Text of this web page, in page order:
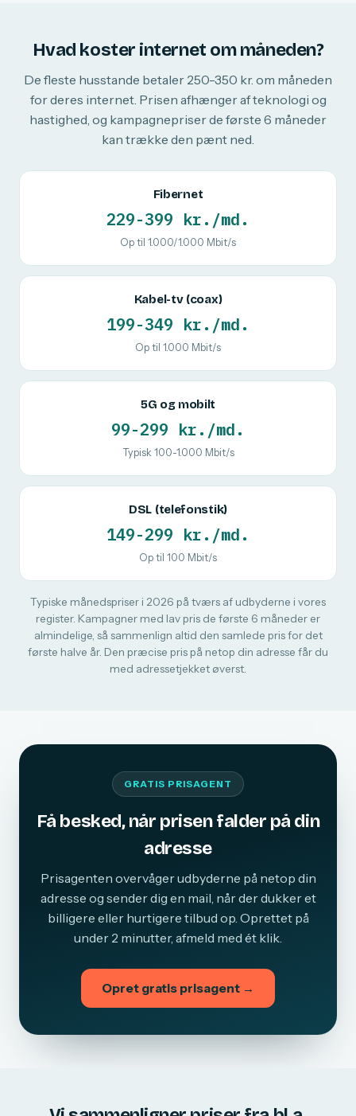
Hvad koster internet om måneden?
De fleste husstande betaler 250-350 kr. om måneden
for deres internet. Prisen afhænger af teknologi og
hastighed, og kampagnepriser de første 6 måneder
kan trække den pænt ned.
Fibernet
229-399 kr./md.
Op til 1.000/1.000 Mbit/s
Kabel-tv (coax)
199-349 kr./md.
Op til 1.000 Mbit/s
5G og mobilt
99-299 kr./md.
Typisk 100-1.000 Mbit/s
DSL (telefonstik)
149-299 kr./md.
Op til 100 Mbit/s
Typiske månedspriser i 2026 på tværs af udbyderne i vores
register. Kampagner med lav pris de første 6 måneder er
almindelige, så sammenlign altid den samlede pris for det
første halve år. Den præcise pris på netop din adresse får du
med adressetjekket øverst.
GRATIS PRISAGENT
Få besked, når prisen falder på din
adresse
Prisagenten overvåger udbyderne på netop din
adresse og sender dig en mail, når der dukker et
billigere eller hurtigere tilbud op. Oprettet på
under 2 minutter, afmeld med ét klik.
Opret gratis prisagent →